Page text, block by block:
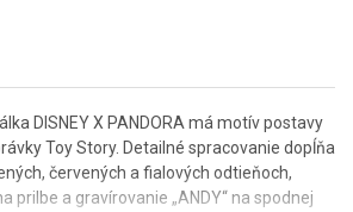
DISNEY X PANDORA má motív postavy
Toy Story. Detailné spracovanie dopĺňa
červených a fialových odtieňoch,
prilbe a gravírovanie „ANDY“ na spodnej